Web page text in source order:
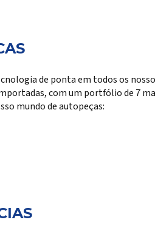
de ponta em todos os
com um portfólio de 7
mundo de autopeças: